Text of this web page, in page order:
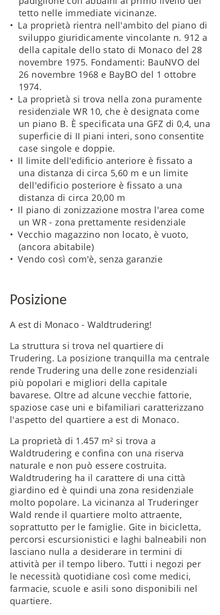
tetto nelle immediate vicinanze.
La proprietà rientra nell'ambito del piano di
sviluppo giuridicamente vincolante n. 912 a
della capitale dello stato di Monaco del 28
novembre 1975. Fondamenti: BauNVO del
26 novembre 1968 e BayBO del 1 ottobre
1974.
La proprietà si trova nella zona puramente
residenziale WR 10, che è designata come
un piano B. È specificata una GFZ di 0,4, una
superficie di II piani interi, sono consentite
case singole e doppie.
Il limite dell'edificio anteriore è fissato a
una distanza di circa 5,60 m e un limite
dell'edificio posteriore è fissato a una
distanza di circa 20,00 m
Il piano di zonizzazione mostra l'area come
un WR - zona prettamente residenziale
Vecchio magazzino non locato, è vuoto,
(ancora abitabile)
Vendo così com'è, senza garanzie
Posizione
A est di Monaco - Waldtrudering!
La struttura si trova nel quartiere di
Trudering. La posizione tranquilla ma centrale
rende Trudering una delle zone residenziali
più popolari e migliori della capitale
bavarese. Oltre ad alcune vecchie fattorie,
spaziose case uni e bifamiliari caratterizzano
l'aspetto del quartiere a est di Monaco.
La proprietà di 1.457 m² si trova a
Waldtrudering e confina con una riserva
naturale e non può essere costruita.
Waldtrudering ha il carattere di una città
giardino ed è quindi una zona residenziale
molto popolare. La vicinanza al Truderinger
Wald rende il quartiere molto attraente,
soprattutto per le famiglie. Gite in bicicletta,
percorsi escursionistici e laghi balneabili non
lasciano nulla a desiderare in termini di
attività per il tempo libero. Tutti i negozi per
le necessità quotidiane così come medici,
farmacie, scuole e asili sono disponibili nel
quartiere.